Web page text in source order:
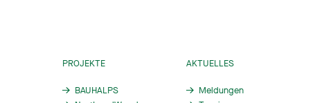
PROJEKTE
BAUHALPS
AKTUELLES
Meldungen